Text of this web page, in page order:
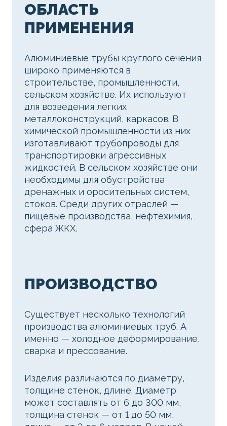
ОБЛАСТЬ
ПРИМЕНЕНИЯ
Алюминиевые трубы круглого сечения
широко применяются в
строительстве, промышленности,
сельском хозяйстве. Их используют
для возведения легких
металлоконструкций, каркасов. В
химической промышленности из них
изготавливают трубопроводы для
транспортировки агрессивных
жидкостей. В сельском хозяйстве они
необходимы для обустройства
дренажных и оросительных систем,
стоков. Среди других отраслей —
пищевые производства, нефтехимия,
сфера ЖКХ.
ПРОИЗВОДСТВО
Существует несколько технологий
производства алюминиевых труб. А
именно — холодное деформирование,
сварка и прессование.
Изделия различаются по диаметру,
толщине стенок, длине. Диаметр
может составлять от 6 до 300 мм,
толщина стенок — от 1 до 50 мм,